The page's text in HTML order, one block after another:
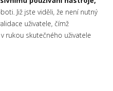
Již jste viděli, že není nutný
uživatele, čímž
rukou skutečného uživatele